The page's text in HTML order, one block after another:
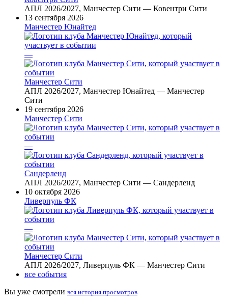
АПЛ 2026/2027, Манчестер Сити — Ковентри Сити
13 сентября 2026
Манчестер Юнайтед
—
Манчестер Сити
АПЛ 2026/2027, Манчестер Юнайтед — Манчестер
Сити
19 сентября 2026
Манчестер Сити
—
Сандерленд
АПЛ 2026/2027, Манчестер Сити — Сандерленд
10 октября 2026
Ливерпуль ФК
—
Манчестер Сити
АПЛ 2026/2027, Ливерпуль ФК — Манчестер Сити
все события
Вы уже смотрели вся история просмотров